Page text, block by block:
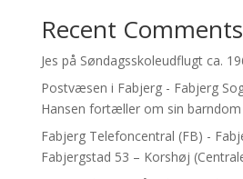
Recent Comments
Jes på Søndagsskoleudflugt ca.
Postvæsen i Fabjerg - Fabjerg
Hansen fortæller om sin barndom
Fabjerg Telefoncentral (FB) -
Fabjergstad 53 – Korshøj